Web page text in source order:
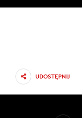
UDOSTĘPNIJ